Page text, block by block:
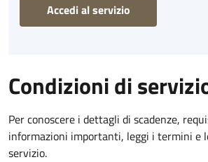
Accedi al servizio
Condizioni di
Per conoscere i dettagli di scadenze,
informazioni importanti, leggi i termini e
servizio.